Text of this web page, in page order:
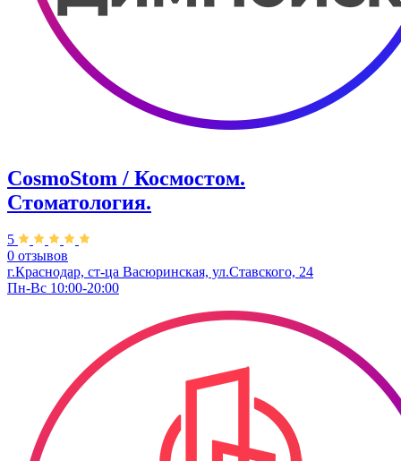
CosmoStom / Космостом.
Стоматология.
5
0 отзывов
г.Краснодар, ст-ца Васюринская, ул.Ставского, 24
Пн-Вс 10:00-20:00